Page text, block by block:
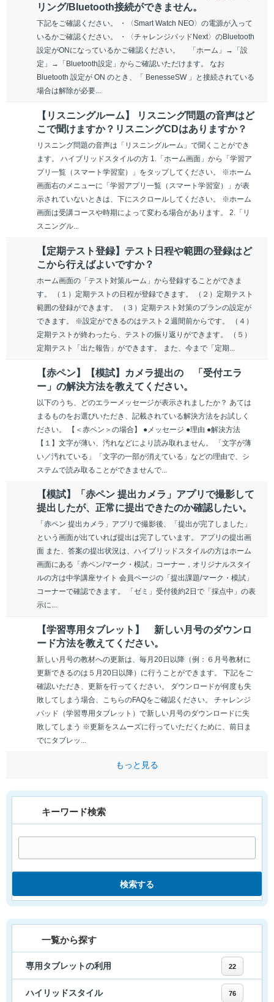
リング/Bluetooth接続ができません。
下記をご確認ください。 ・〈Smart Watch NEO〉の電源が入って
いるかご確認ください。 ・〈チャレンジパッドNext〉のBluetooth
設定がONになっているかご確認ください。 「ホーム」→「設
定」→「Bluetooth設定」からご確認いただけます。 なお
Bluetooth 設定が ON のとき、「 BenesseSW 」と接続されている
場合は解除が必要...
【リスニングルーム】 リスニング問題の音声はど
こで聞けますか？リスニングCDはありますか？
リスニング問題の音声は「リスニングルーム」で聞くことができ
ます。 ハイブリッドスタイルの方 1.「ホーム画面」から「学習ア
プリ一覧（スマート学習室）」をタップしてください。 ※ホーム
画面右のメニューに「学習アプリ一覧（スマート学習室）」が表
示されていないときは、下にスクロールしてください。 ※ホーム
画面は受講コースや時期によって変わる場合があります。 2.「リ
スニングル...
【定期テスト登録】テスト日程や範囲の登録はど
こから行えばよいですか？
ホーム画面の「テスト対策ルーム」から登録することができま
す。 （１）定期テストの日程が登録できます。 （２）定期テスト
範囲の登録ができます。 （３）定期テスト対策のプランの設定が
できます。 ※設定ができるのはテスト２週間前からです。 （４）
定期テストが終わったら、テストの振り返りができます。 （５）
定期テスト「出た報告」ができます。 また、今まで「定期...
【赤ペン】【模試】カメラ提出の 「受付エラ
ー」の解決方法を教えてください。
以下のうち、どのエラーメッセージが表示されましたか？ あては
まるものをお選びいただき、記載されている解決方法をお試しく
ださい。 【＜赤ペン＞の場合】 ●メッセージ ●理由 ●解決方法
【１】文字が薄い、汚れなどにより読み取れません。 「文字が薄
い／汚れている」「文字の一部が消えている」などの理由で、シ
ステムで読み取ることができませんで...
【模試】「赤ペン 提出カメラ」アプリで撮影して
提出したが、正常に提出できたのか確認したい。
「赤ペン 提出カメラ」アプリで撮影後、「提出が完了しました」
という画面が出ていれば提出は完了しています。 アプリの提出画
面 また、答案の提出状況は、ハイブリッドスタイルの方はホーム
画面にある「赤ペン/マーク・模試」コーナー，オリジナルスタイ
ルの方は中学講座サイト 会員ページの「提出課題/マーク・模試」
コーナーで確認できます。 「ゼミ」受付後約2日で「採点中」の表
示に...
【学習専用タブレット】 新しい月号のダウンロ
ード方法を教えてください。
新しい月号の教材への更新は、毎月20日以降（例：６月号教材に
更新できるのは５月20日以降）に行うことができます。 下記をご
確認いただき、更新を行ってください。 ダウンロードが何度も失
敗してしまう場合、こちらのFAQをご確認ください。 チャレンジ
パッド（学習専用タブレット）で新しい月号のダウンロードに失
敗してしまう ※更新をスムーズに行っていただくために、前日ま
でにタブレッ...
もっと見る
キーワード検索
検索する
一覧から探す
専用タブレットの利用 22
ハイリッドスタイル 76